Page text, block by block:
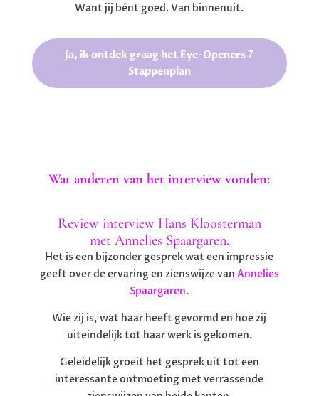
Want jij bént goed. Van binnenuit.
Ja, ik ontdek graag het Eye-Openers 7
Stappenplan
Wat anderen van het interview vonden:
Review interview Hans Kloosterman
met Annelies Spaargaren.
Het is een bijzonder gesprek wat een impressie
geeft over de ervaring en zienswijze van Annelies
Spaargaren.
Wie zij is, wat haar heeft gevormd en hoe zij
uiteindelijk tot haar werk is gekomen.
Geleidelijk groeit het gesprek uit tot een
interessante ontmoeting met verrassende